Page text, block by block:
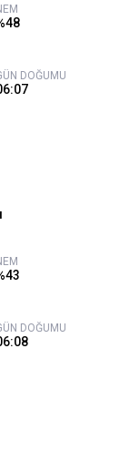
DOĞUMU
DOĞUMU